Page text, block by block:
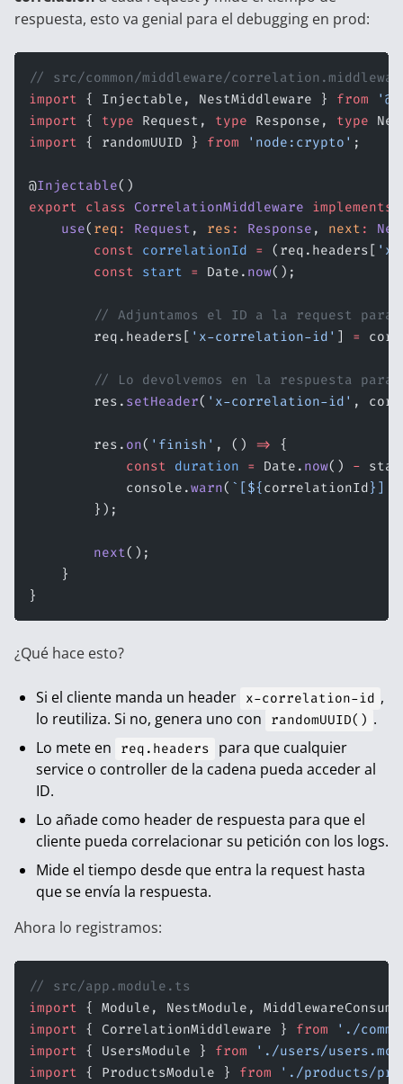
respuesta, esto va genial para el debugging en prod:
// src/common/middleware/
import { Injectable, NestMiddleware } from
import { type Request, type Response, type
import { randomUUID } from 'node:crypto' ;
@Injectable()
export class CorrelationMiddleware implements
    use
( req : Request , res : Response , next :
        const
correlationId = (req.headers[
        const
start = Date. now();
// Adjuntamos el ID a la request
        req.headers[
'x-correlation-id' ] =
// Lo devolvemos en la respuesta para
        res.
setHeader( 'x-correlation-id' ,
        res.
on( 'finish' , () =>
{
            const
duration = Date. now() -
            console.
warn( `[${correlationId}]
        });
        next
();
    }
}
¿Qué hace esto?
Si el cliente manda un header x-correlation-id ,
lo reutiliza. Si no, genera uno con
randomUUID() .
Lo mete en
req.headers
para que cualquier
service o controller de la cadena pueda acceder al
ID.
Lo añade como header de respuesta para que el
cliente pueda correlacionar su petición con los logs.
Mide el tiempo desde que entra la request hasta
que se envía la respuesta.
Ahora lo registramos:
// src/app.module.ts
import { Module, NestModule,
import { CorrelationMiddleware } from './
import { UsersModule } from './users/
import { ProductsModule } from './products/